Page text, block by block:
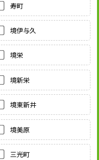
寿町
境伊与久
境栄
境新栄
境東新井
境美原
三光町